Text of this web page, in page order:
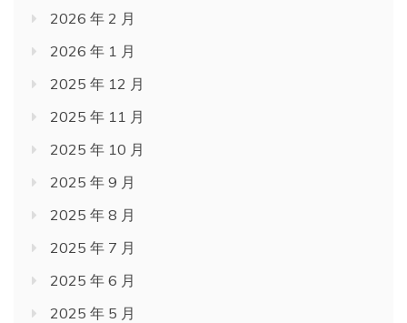
2026 年 2 月
2026 年 1 月
2025 年 12 月
2025 年 11 月
2025 年 10 月
2025 年 9 月
2025 年 8 月
2025 年 7 月
2025 年 6 月
2025 年 5 月